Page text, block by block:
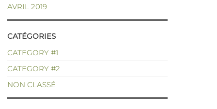
AVRIL 2019
CATÉGORIES
CATEGORY #1
CATEGORY #2
NON CLASSÉ